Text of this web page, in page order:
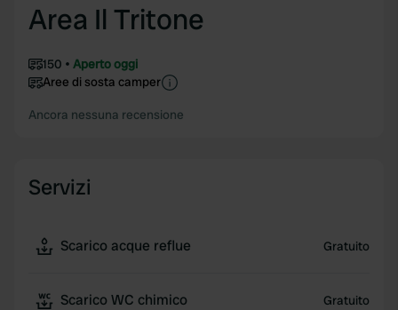
Area Il Tritone
150
Aperto oggi
Aree di sosta camper
Ancora nessuna recensione
Servizi
Scarico acque reflue Gratuito
Scarico WC chimico Gratuito